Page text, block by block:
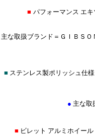
■ パフォーマンス エ
主な取扱ブランド＝ＧＩＢＳ
■ ステンレス製ポリッシュ仕
● 主な取
■ ビレット アルミホイー